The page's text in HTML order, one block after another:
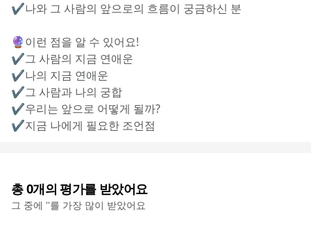
✔︎나와 그 사람의 앞으로의 흐름이 궁금하신 분
🔮이런 점을 알 수 있어요!
✔︎그 사람의 지금 연애운
✔︎나의 지금 연애운
✔︎그 사람과 나의 궁합
✔︎우리는 앞으로 어떻게 될까?
✔︎지금 나에게 필요한 조언점
총0개의 평가를 받았어요
그 중에 ''를 가장 많이 받았어요